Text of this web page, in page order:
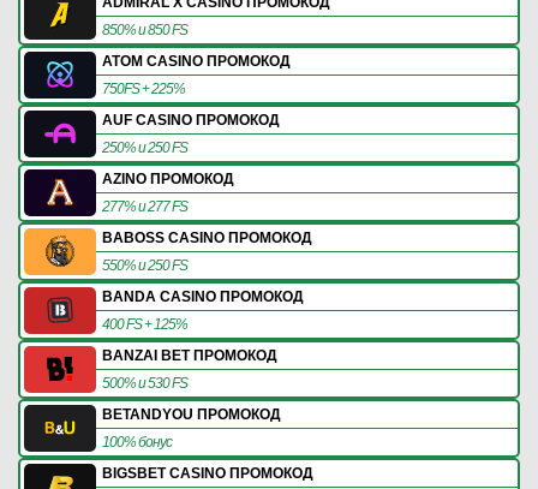
850% и 850 FS
ATOM CASINO ПРОМОКОД
750FS + 225%
AUF CASINO ПРОМОКОД
250% и 250 FS
AZINO ПРОМОКОД
277% и 277 FS
BABOSS CASINO ПРОМОКОД
550% и 250 FS
BANDA CASINO ПРОМОКОД
400 FS + 125%
BANZAI BET ПРОМОКОД
500% и 530 FS
BETANDYOU ПРОМОКОД
100% бонус
BIGSBET CASINO ПРОМОКОД